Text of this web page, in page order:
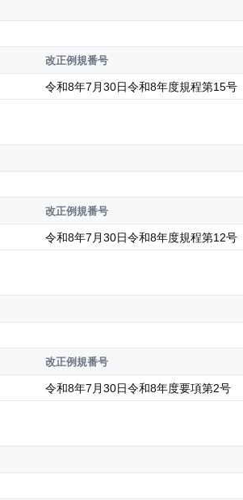
改正例規番号
令和8年7月30日令和8年度規程第15号
改正例規番号
令和8年7月30日令和8年度規程第12号
改正例規番号
令和8年7月30日令和8年度要項第2号